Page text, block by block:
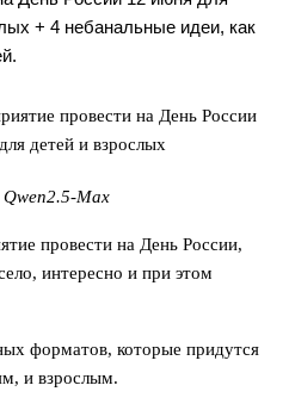
+ 4 небанальные идеи, как
Max
провести на День России,
интересно и при этом
форматов, которые придутся
и взрослым.